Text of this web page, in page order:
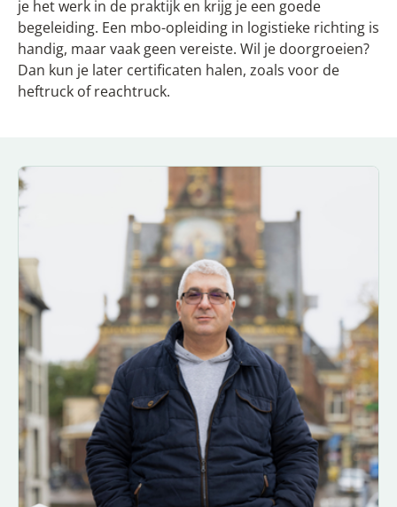
je het werk in de praktijk en krijg je een goede
begeleiding. Een mbo-opleiding in logistieke richting is
handig, maar vaak geen vereiste. Wil je doorgroeien?
Dan kun je later certificaten halen, zoals voor de
heftruck of reachtruck.